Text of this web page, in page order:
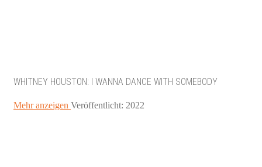
WHITNEY HOUSTON: I WANNA DANCE WITH SOMEBODY
Mehr anzeigen Veröffentlicht: 2022